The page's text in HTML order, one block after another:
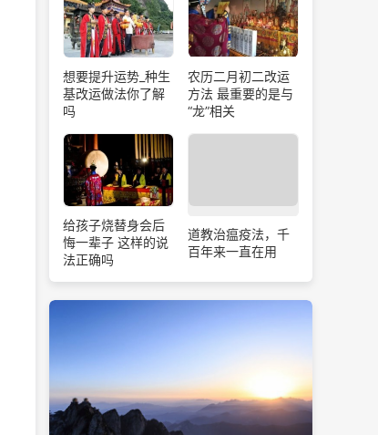
想要提升运势_种生
基改运做法你了解
吗
农历二月初二改运
方法 最重要的是与
“龙”相关
给孩子烧替身会后
悔一辈子 这样的说
法正确吗
道教治瘟疫法，千
百年来一直在用